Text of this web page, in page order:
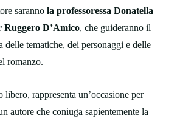
saranno la professoressa Donatella
Ruggero D’Amico, che guideranno il
delle tematiche, dei personaggi e delle
romanzo.
libero, rappresenta un’occasione per
autore che coniuga sapientemente la